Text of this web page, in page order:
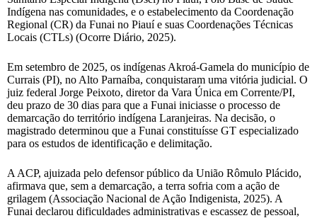
Indígena nas comunidades, e o estabelecimento da Coordenação
Regional (CR) da Funai no Piauí e suas Coordenações Técnicas
Locais (CTLs) (Ocorre Diário, 2025).
Em setembro de 2025, os indígenas Akroá-Gamela do município de
Currais (PI), no Alto Parnaíba, conquistaram uma vitória judicial. O
juiz federal Jorge Peixoto, diretor da Vara Única em Corrente/PI,
deu prazo de 30 dias para que a Funai iniciasse o processo de
demarcação do território indígena Laranjeiras. Na decisão, o
magistrado determinou que a Funai constituísse GT especializado
para os estudos de identificação e delimitação.
A ACP, ajuizada pelo defensor público da União Rômulo Plácido,
afirmava que, sem a demarcação, a terra sofria com a ação de
grilagem (Associação Nacional de Ação Indigenista, 2025). A
Funai declarou dificuldades administrativas e escassez de pessoal,